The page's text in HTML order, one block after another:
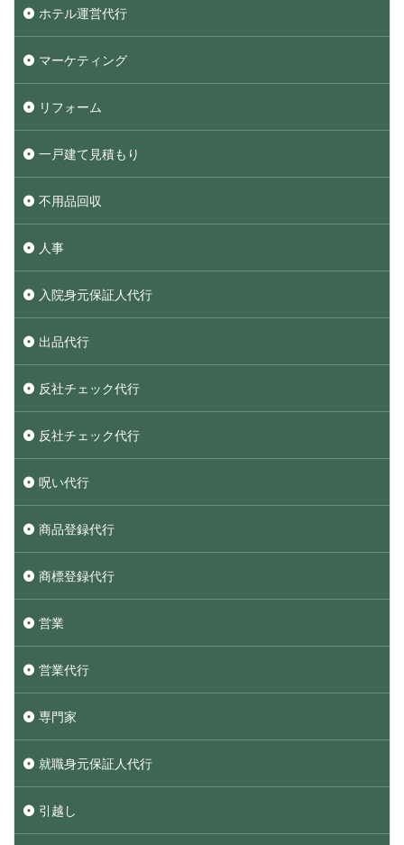
ホテル運営代行
マーケティング
リフォーム
一戸建て見積もり
不用品回収
人事
入院身元保証人代行
出品代行
反社チェック代行
反社チェック代行
呪い代行
商品登録代行
商標登録代行
営業
営業代行
専門家
就職身元保証人代行
引越し